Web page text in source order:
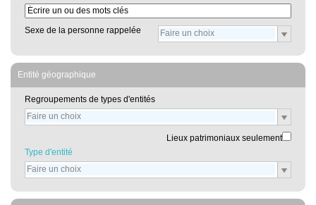
Sexe de la personne rappelée
Entité géographique
Regroupements de types d'entités
Lieux patrimoniaux seulement
Type d'entité